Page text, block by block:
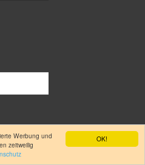
OK!
Werbung und
zeitweilig